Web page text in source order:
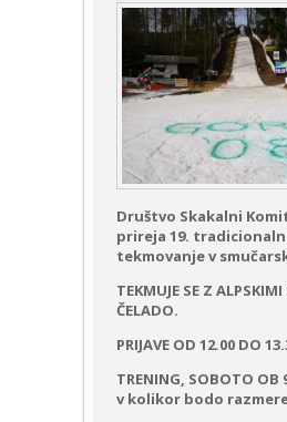
Društvo Skakalni
prireja 19.
tekmovanje v
TEKMUJE SE Z
ČELADO.
PRIJAVE OD 12.00 DO
TRENING, SOBOTO OB
v kolikor bodo